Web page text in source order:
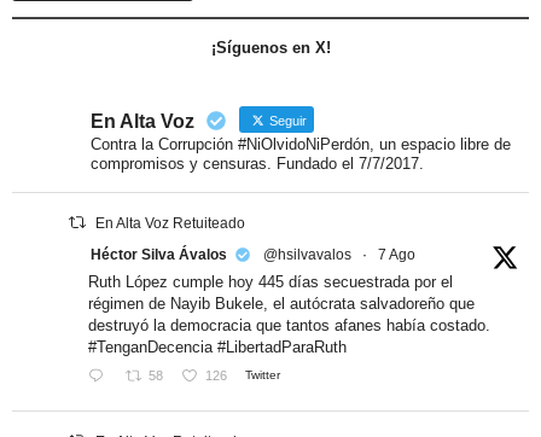
¡Síguenos en X!
En Alta Voz Seguir
Contra la Corrupción #NiOlvidoNiPerdón, un espacio libre de
compromisos y censuras. Fundado el 7/7/2017.
En Alta Voz Retuiteado
Héctor Silva Ávalos
@hsilvavalos · 7 Ago
Ruth López cumple hoy 445 días secuestrada por el
régimen de Nayib Bukele, el autócrata salvadoreño que
destruyó la democracia que tantos afanes había costado.
#TenganDecencia #LibertadParaRuth
58 126 Twitter